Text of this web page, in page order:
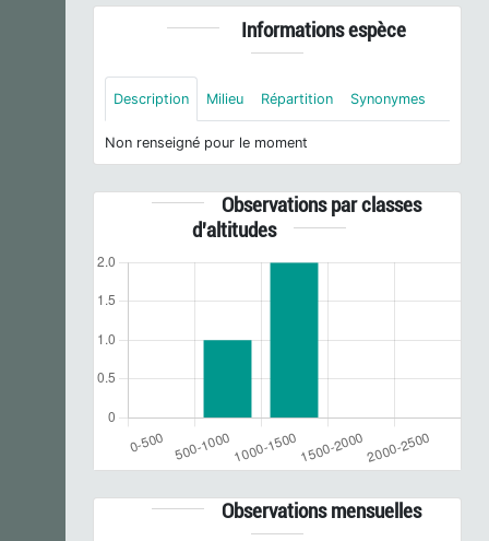
Informations espèce
Description Milieu Répartition Synonymes
Non renseigné pour le moment
Observations par classes
d'altitudes
Observations mensuelles